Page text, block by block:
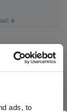
ads, to
6
1